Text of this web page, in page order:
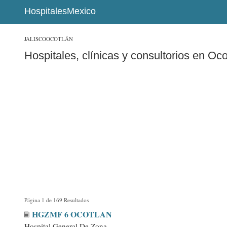
HospitalesMexico
JALISCOOCOTLÁN
Hospitales, clínicas y consultorios en
Página 1 de 169 Resultados
HGZMF 6 OCOTLAN